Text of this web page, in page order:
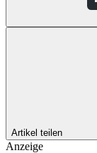
Artikel teilen
Anzeige